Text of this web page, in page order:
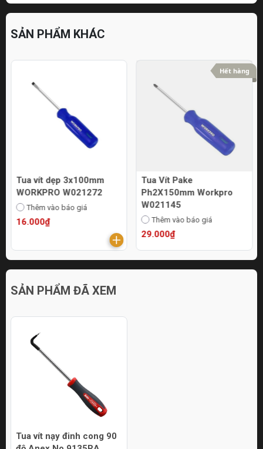
SẢN PHẨM KHÁC
Tua vít dẹp 3x100mm
WORKPRO W021272
Thêm vào báo giá
16.000₫
Hết hàng
Tua Vít Pake
Ph2X150mm Workpro
W021145
Thêm vào báo giá
29.000₫
SẢN PHẨM ĐÃ XEM
Tua vít nạy đinh cong 90